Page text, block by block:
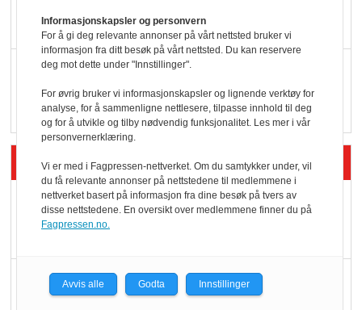
serveringstilbud
Vokser med ferdigmat
i dagligvare
Siste artikler - Butikk i praksis
Rema-flaggskip
Slik opprettholdes
Informasjonskapsler og personvern
For å gi deg relevante annonser på vårt nettsted bruker vi
informasjon fra ditt besøk på vårt nettsted. Du kan reservere
deg mot dette under "Innstillinger".
For øvrig bruker vi informasjonskapsler og lignende verktøy for
analyse, for å sammenligne nettlesere, tilpasse innhold til deg
og for å utvikle og tilby nødvendig funksjonalitet. Les mer i vår
personvernerklæring.
Vi er med i Fagpressen-nettverket. Om du samtykker under, vil
du få relevante annonser på nettstedene til medlemmene i
nettverket basert på informasjon fra dine besøk på tvers av
disse nettstedene. En oversikt over medlemmene finner du på
Fagpressen.no.
Avvis alle Godta Innstillinger